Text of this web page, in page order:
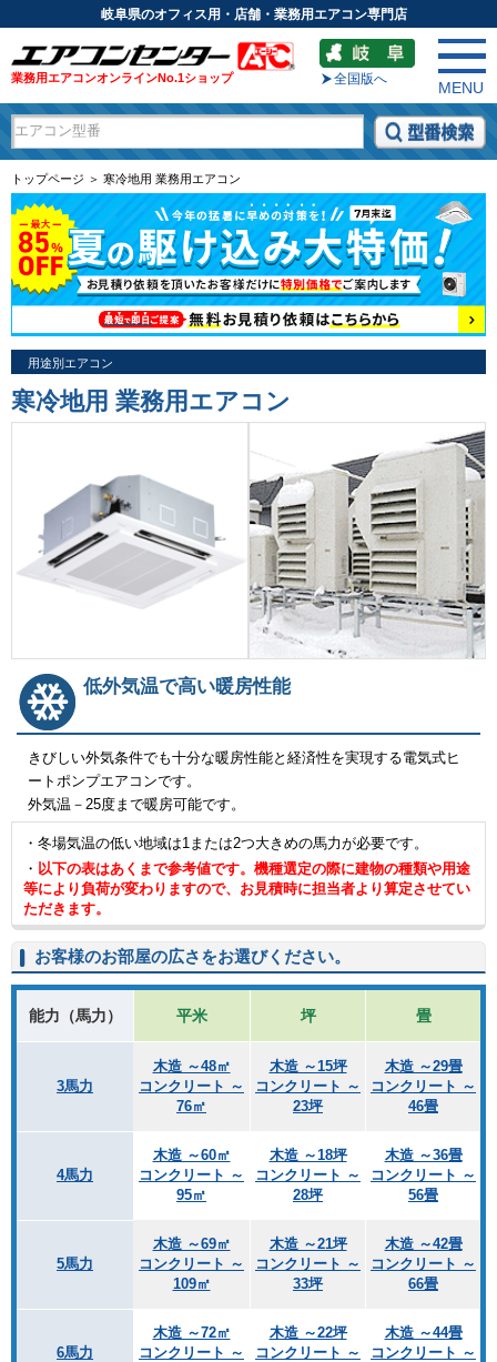
岐阜県のオフィス用・店舗・業務用エアコン専門店
業務用エアコンオンラインNo.1ショップ 全国版へ
MENU
トップページ ＞ 寒冷地用 業務用エアコン
用途別エアコン
寒冷地用 業務用エアコン
低外気温で高い暖房性能
きびしい外気条件でも十分な暖房性能と経済性を実現する電気式ヒ
ートポンプエアコンです。
外気温－25度まで暖房可能です。
・冬場気温の低い地域は1または2つ大きめの馬力が必要です。
・ 以下の表はあくまで参考値です。機種選定の際に建物の種類や用途
等により負荷が変わりますので、お見積時に担当者より算定させてい
ただきます。
お客様のお部屋の広さをお選びください。
能力（馬力） 平米 坪 畳
3馬力
木造 ～48㎡
コンクリート ～
76㎡
木造 ～15坪
コンクリート ～
23坪
木造 ～29畳
コンクリート ～
46畳
4馬力
木造 ～60㎡
コンクリート ～
95㎡
木造 ～18坪
コンクリート ～
28坪
木造 ～36畳
コンクリート ～
56畳
5馬力
木造 ～69㎡
コンクリート ～
109㎡
木造 ～21坪
コンクリート ～
33坪
木造 ～42畳
コンクリート ～
66畳
6馬力
木造 ～72㎡
コンクリート ～
木造 ～22坪
コンクリート ～
木造 ～44畳
コンクリート ～